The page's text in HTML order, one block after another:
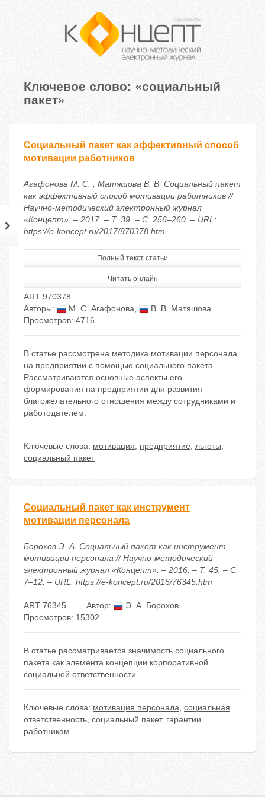
Ключевое слово: «социальный
пакет»
Социальный пакет как эффективный способ
мотивации работников
Агафонова М. С. , Матяшова В. В. Социальный пакет
как эффективный способ мотивации работников //
Научно-методический электронный журнал
«Концепт». – 2017. – Т. 39. – С. 256–260. – URL:
https://e-koncept.ru/2017/970378.htm
Полный текст статьи
Читать онлайн
ART 970378
Авторы:
М. С. Агафонова,
В. В. Матяшова
Просмотров: 4716
В статье рассмотрена методика мотивации персонала
на предприятии с помощью социального пакета.
Рассматриваются основные аспекты его
формирования на предприятии для развития
благожелательного отношения между сотрудниками и
работодателем.
Ключевые слова: мотивация, предприятие, льготы,
социальный пакет
Социальный пакет как инструмент
мотивации персонала
Борохов Э. А. Социальный пакет как инструмент
мотивации персонала // Научно-методический
электронный журнал «Концепт». – 2016. – Т. 45. – С.
7–12. – URL: https://e-koncept.ru/2016/76345.htm
ART 76345 Автор:
Э. А. Борохов
Просмотров: 15302
В статье рассматривается значимость социального
пакета как элемента концепции корпоративной
социальной ответственности.
Ключевые слова: мотивация персонала, социальная
ответственность, социальный пакет, гарантии
работникам